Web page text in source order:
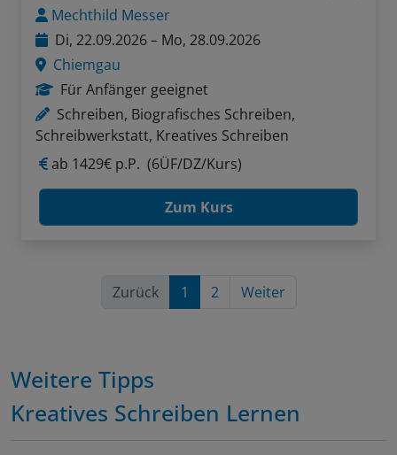
Mechthild Messer
Di, 22.09.2026 – Mo, 28.09.2026
Chiemgau
Für Anfänger geeignet
Schreiben, Biografisches Schreiben,
Schreibwerkstatt, Kreatives Schreiben
ab 1429€ p.P. (6ÜF/DZ/Kurs)
Zum Kurs
Zurück 1 2 Weiter
Weitere Tipps
Kreatives Schreiben Lernen